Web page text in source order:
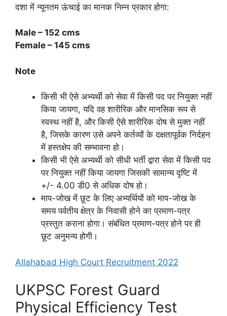
दशा में न्यूनतम ऊंचाई का मानक निम्न प्रकार होगा:
Male – 152 cms
Female – 145 cms
Note
किसी भी ऐसे अभ्यर्थी को सेवा में किसी पद पर नियुक्त नहीं
किया जायगा, यदि वह शारीरिक और मानसिक रूप से
स्वस्थ नहीं है, और किसी ऐसे शारीरिक दोष से मुक्त नहीं
है, जिसके कारण उसे अपने कर्तव्यों के दक्षतापूर्वक निर्दहन
में हस्तक्षेप की सम्भावना हो।
किसी भी ऐसे अभ्यर्थी को सीधी भर्ती द्वारा सेवा में किसी पद
पर नियुक्त नहीं किया जायगा जिसकी सामान्य दृष्टि में
+/- 4.00 डी0 से अधिक दोष हो।
माप-जोख में छूट के लिए अभ्यर्थियों को माप-जोख के
समय पर्वतीय क्षेत्र के निवासी होने का प्रमाण-पत्र
प्रस्तुत कराना होगा। संबंधित प्रमाण-पत्र होने पर ही
छूट अनुमन्य होगी।
Allahabad High Court Recruitment 2022
UKPSC Forest Guard
Physical Efficiency Test